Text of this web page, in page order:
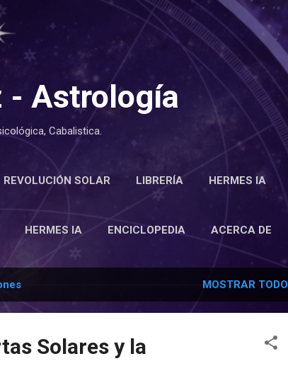
principal
- Astrología
Cabalistica.
REVOLUCIÓN SOLAR LIBRERÍA HERMES IA
MERIDIAN MÁS…
HERMES IA ENCICLOPEDIA ACERCA DE
MOSTRAR TODO
Solares y la